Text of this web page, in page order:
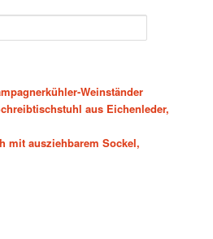
Weinständer
aus Eichenleder,
mit ausziehbarem Sockel,